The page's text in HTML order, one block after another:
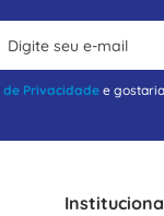
de Privacidadee